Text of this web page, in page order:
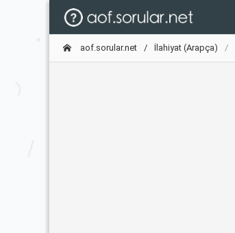
aof.sorular.net İlahiyat (Arapça)